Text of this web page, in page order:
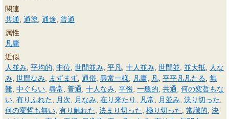
関連
共通
通塗 通途 普通
属性
凡庸
近似
人並み 平均的 中位 世間並み 平凡 十人並み 世間並 並大抵
人な
み 世間なみ まずまず 通俗 尋常一様 凡庸 凡 平平凡凡たる 無
難 中ぐらい 尋常 普通 十人なみ 平俗 一般的 共通
何の変哲もな
い 有りふれた 月次 月なみ 在り来たり 凡常 月並み 決り切った
何の変哲も無い 有り触れた 決まり切った 極り切った 常識的 決